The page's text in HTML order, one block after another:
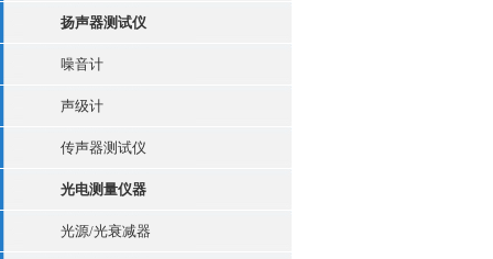
扬声器测试仪
噪音计
声级计
传声器测试仪
光电测量仪器
光源/光衰减器